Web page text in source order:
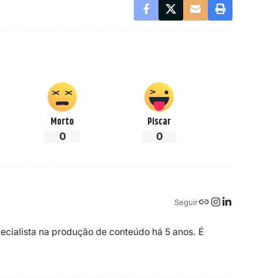
Morto
0
Piscar
0
Seguir
na produção de conteúdo há 5 anos. É